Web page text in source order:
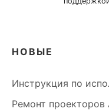
НОВЫЕ
Инструкция по
Ремонт